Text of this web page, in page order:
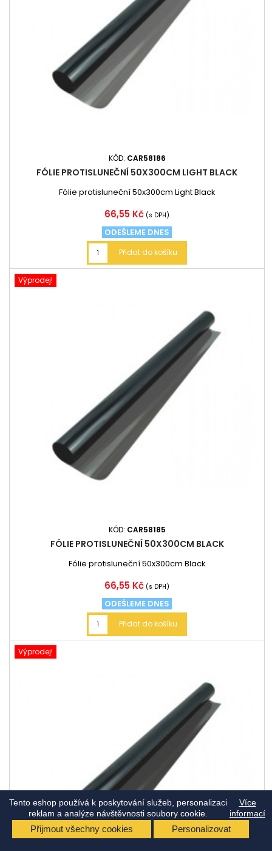
Tento eshop používá k poskytování služeb, personalizaci
reklam a analýze návštěvnosti soubory cookie.
Více
informací
Přijmout všechny cookies Personalizovat
KÓD: CAR58186
FÓLIE PROTISLUNEČNÍ 50X300CM LIGHT BLACK
Fólie protisluneční 50x300cm Light Black
Cena
66,55 Kč (s DPH)
ODEŠLEME DNES
Přidat do košíku
Výprodej!
KÓD: CAR58185
FÓLIE PROTISLUNEČNÍ 50X300CM BLACK
Fólie protisluneční 50x300cm Black
Cena
66,55 Kč (s DPH)
ODEŠLEME DNES
Přidat do košíku
Výprodej!